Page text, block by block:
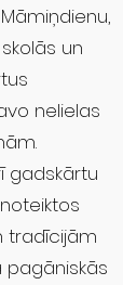
un
nelielas
gadskārtu
tradīcijām
pagāniskās